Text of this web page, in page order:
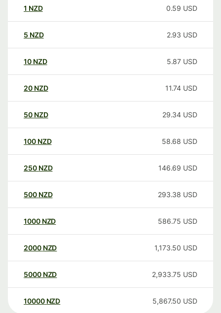
1 NZD 0.59 USD
5 NZD 2.93 USD
10 NZD 5.87 USD
20 NZD 11.74 USD
50 NZD 29.34 USD
100 NZD 58.68 USD
250 NZD 146.69 USD
500 NZD 293.38 USD
1000 NZD 586.75 USD
2000 NZD 1,173.50 USD
5000 NZD 2,933.75 USD
10000 NZD 5,867.50 USD